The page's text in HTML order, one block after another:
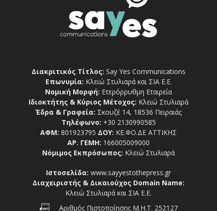
Διακριτικός Τίτλος: Say Yes Communications
Επωνυμία: Κλειώ Στυλιαρά και ΣΙΑ Ε.Ε.
Νομική Μορφή: Ετερόρρυθμη Εταιρεία
Ιδιοκτήτης & Κύριος Μέτοχος: Κλειώ Στυλιαρά
Έδρα & Γραφεία: Σκουζέ 14, 18536 Πειραιάς
Τηλέφωνο: +30 2130990585
ΑΦΜ: 801923795 ΔΟΥ: ΚΕ.ΦΟ.ΔΕ ΑΤΤΙΚΗΣ
ΑΡ. ΓΕΜΗ: 166005009000
Νόμιμος Εκπρόσωπος: Κλειώ Στυλιαρά
Ιστοσελίδα: www.sayyestothepress.gr
Διαχειριστής & Δικαιούχος Domain Name:
Κλειώ Στυλιαρά και ΣΙΑ Ε.Ε.
Αριθμός Πιστοποίησης Μ.Η.Τ. 252127